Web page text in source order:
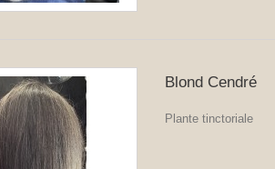
Blond Cendré
Plante tinctoriale